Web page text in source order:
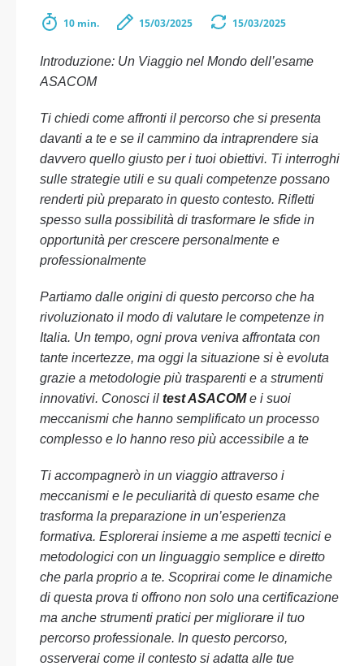
10 min. 15/03/2025 15/03/2025
Introduzione: Un Viaggio nel Mondo dell’esame
ASACOM
Ti chiedi come affronti il percorso che si presenta
davanti a te e se il cammino da intraprendere sia
davvero quello giusto per i tuoi obiettivi. Ti interroghi
sulle strategie utili e su quali competenze possano
renderti più preparato in questo contesto. Rifletti
spesso sulla possibilità di trasformare le sfide in
opportunità per crescere personalmente e
professionalmente
Partiamo dalle origini di questo percorso che ha
rivoluzionato il modo di valutare le competenze in
Italia. Un tempo, ogni prova veniva affrontata con
tante incertezze, ma oggi la situazione si è evoluta
grazie a metodologie più trasparenti e a strumenti
innovativi. Conosci il test ASACOMe i suoi
meccanismi che hanno semplificato un processo
complesso e lo hanno reso più accessibile a te
Ti accompagnerò in un viaggio attraverso i
meccanismi e le peculiarità di questo esame che
trasforma la preparazione in un’esperienza
formativa. Esplorerai insieme a me aspetti tecnici e
metodologici con un linguaggio semplice e diretto
che parla proprio a te. Scoprirai come le dinamiche
di questa prova ti offrono non solo una certificazione
ma anche strumenti pratici per migliorare il tuo
percorso professionale. In questo percorso,
osserverai come il contesto si adatta alle tue